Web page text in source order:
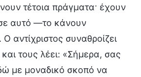
τέτοια πράγματα· έχουν
αυτό —το κάνουν
αντίχριστος συναθροίζει
τους λέει: «Σήμερα, σας
με μοναδικό σκοπό να